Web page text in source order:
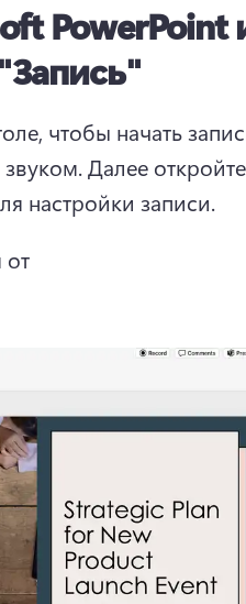
PowerPoint
чтобы начать
Далее откройте
настройки записи.
от
new tab)